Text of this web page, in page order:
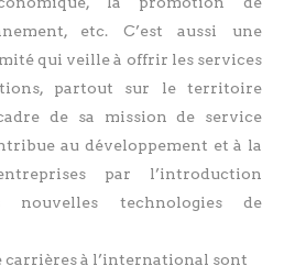
etc. C’est aussi une
qui veille à offrir les services
partout sur le territoire
de sa mission de service
au développement et à la
par l’introduction
nouvelles technologies de
carrières à l’international sont